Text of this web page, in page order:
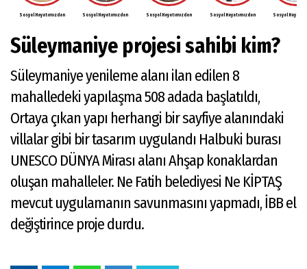
Foto
Politikası
İlkeleri
Sosyal Hayatımızdan Sosyal Hayatımızdan Sosyal Hayatımızdan Sosyal Hayatımızdan Sosyal
Süleymaniye projesi sahibi kim?
Süleymaniye yenileme alanı ilan edilen 8
mahalledeki yapılaşma 508 adada başlatıldı,
Ortaya çıkan yapı herhangi bir sayfiye alanındaki
villalar gibi bir tasarım uygulandı Halbuki burası
UNESCO DÜNYA Mirası alanı Ahşap konaklardan
oluşan mahalleler. Ne Fatih belediyesi Ne KİPTAŞ
mevcut uygulamanın savunmasını yapmadı, İBB el
değiştirince proje durdu.